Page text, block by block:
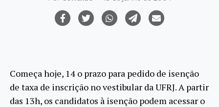
Começa hoje, 14 o prazo para pedido de isenção
de taxa de inscrição no vestibular da UFRJ. A partir
das 13h, os candidatos à isenção podem acessar o